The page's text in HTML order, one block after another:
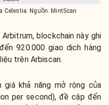
Celestia. Nguồn: MintScan
blockchain này ghi
920.000 giao dịch hàng
trên Arbiscan.
khả năng mở rộng của
per second), đề cập đến